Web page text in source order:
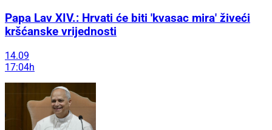
Papa Lav XIV.: Hrvati će biti 'kvasac mira' živeći
kršćanske vrijednosti
14.09
17:04h